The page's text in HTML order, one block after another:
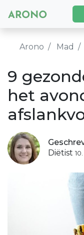
Arono Mad
9
het
Diëtist